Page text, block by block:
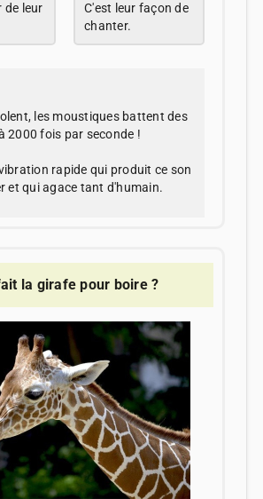
de leur
C'est leur façon de
chanter.
les moustiques battent des
2000 fois par seconde !
rapide qui produit ce son
et qui agace tant d'humain.
la girafe pour boire ?